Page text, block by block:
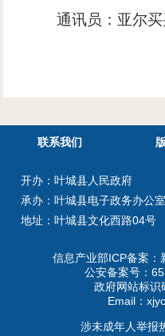
通讯员：亚尔
联系我们
开办：叶城县人民政府
承办：叶城县电子政务办公室
地址：叶城县文化西路04号
信息产业部ICP备案：
公安备案号：
政府网站标
Email：
涉未成年人举报